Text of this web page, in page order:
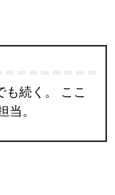
も続く。 ここ
当。